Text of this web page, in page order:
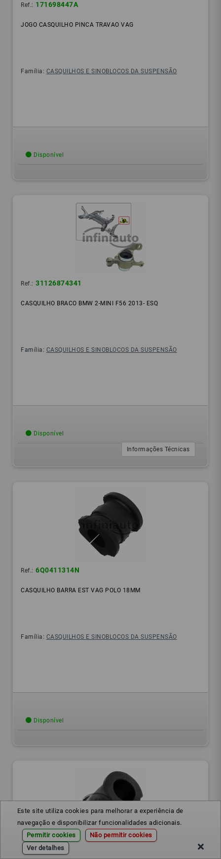
Este site utiliza cookies para melhorar a experiência de
navegação e disponibilizar funcionalidades adicionais.
Permitir cookies
Não permitir cookies
Ver detalhes
Ref.: 171698447A
JOGO CASQUILHO PINCA TRAVAO VAG
Família: CASQUILHOS E SINOBLOCOS DA SUSPENSÃO
Disponível
Ref.: 31126874341
CASQUILHO BRACO BMW 2-MINI F56 2013- ESQ
Família: CASQUILHOS E SINOBLOCOS DA SUSPENSÃO
Disponível
Informações Técnicas
Ref.: 6Q0411314N
CASQUILHO BARRA EST VAG POLO 18MM
Família: CASQUILHOS E SINOBLOCOS DA SUSPENSÃO
Disponível
Ref.: 0009247V002